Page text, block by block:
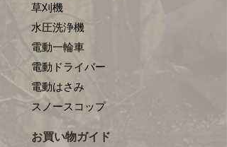
草刈機
水圧洗浄機
電動一輪車
電動ドライバー
電動はさみ
​スノースコップ
お買い物ガイド